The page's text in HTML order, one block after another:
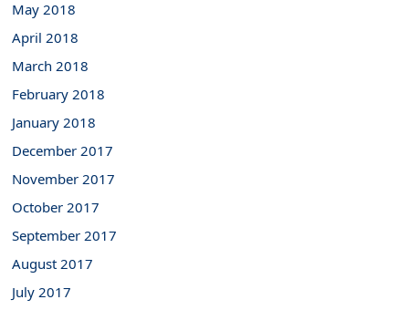
May 2018
April 2018
March 2018
February 2018
January 2018
December 2017
November 2017
October 2017
September 2017
August 2017
July 2017